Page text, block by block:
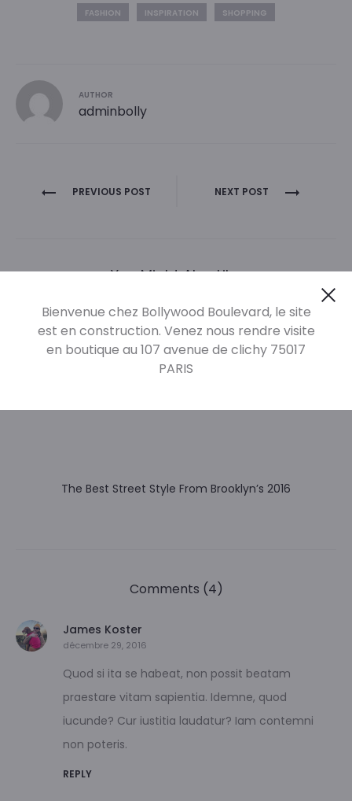
FASHION INSPIRATION SHOPPING
AUTHOR
adminbolly
Navigation
PREVIOUS POST NEXT POST
You Might Also Like
The Best Street Style From Brooklyn’s 2016
Comments (4)
James Koster
décembre 29, 2016
Quod si ita se habeat, non possit beatam
praestare vitam sapientia. Idemne, quod
iucunde? Cur iustitia laudatur? Iam contemni
non poteris.
REPLY
Bienvenue chez Bollywood Boulevard, le site
est en construction. Venez nous rendre visite
en boutique au 107 avenue de clichy 75017
PARIS